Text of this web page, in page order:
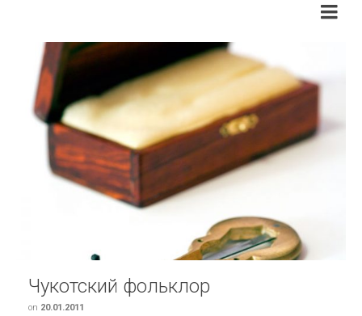
Чукотский фольклор
on 20.01.2011